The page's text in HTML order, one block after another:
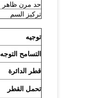
حد مرن ظاهر
تركيز السم
توجيه
التسامح التوجه
قطر الدائرة
تحمل القطر